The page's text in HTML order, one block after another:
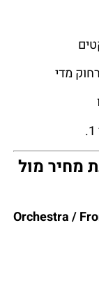
מדי
מחיר מול
Orchestra /